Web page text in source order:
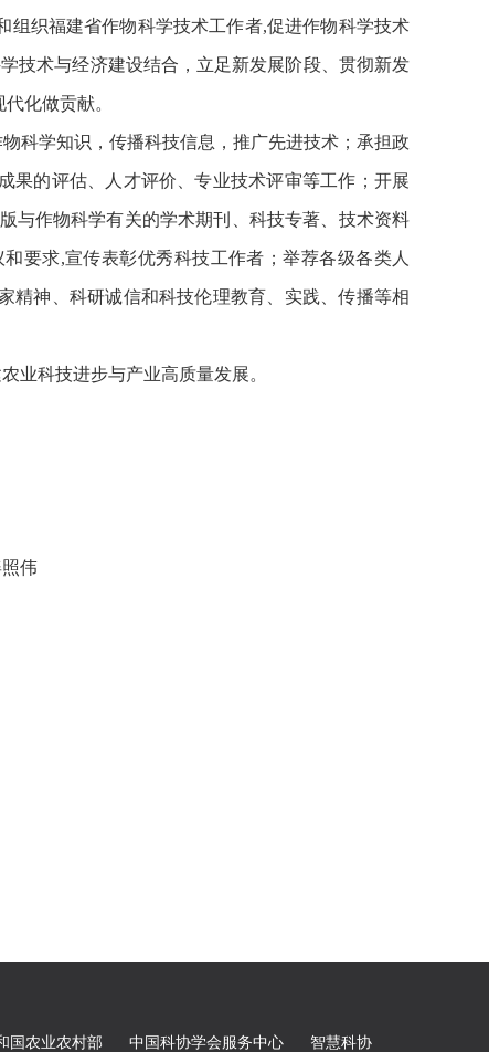
织福建省作物科学技术工作者,促进作物科学技术
技术与经济建设结合，立足新发展阶段、贯彻新发
化做贡献。
科学知识，传播科技信息，推广先进技术；承担政
果的评估、人才评价、专业技术评审等工作；开展
与作物科学有关的学术期刊、科技专著、技术资料
要求,宣传表彰优秀科技工作者；举荐各级各类人
精神、科研诚信和科技伦理教育、实践、传播等相
业科技进步与产业高质量发展。
伟
国农业农村部 中国科协学会服务中心 智慧科协